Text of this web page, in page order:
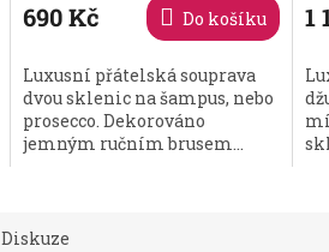
690 Kč Do košíku
Luxusní přátelská souprava
dvou sklenic na šampus, nebo
prosecco. Dekorováno
jemným ručním brusem...
1
Diskuze